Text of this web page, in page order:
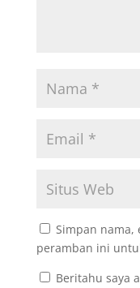
Simpan nama,
peramban ini
Beritahu saya